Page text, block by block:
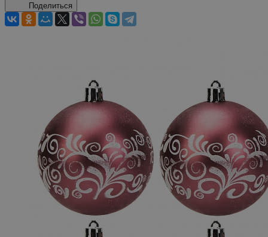
Поделиться